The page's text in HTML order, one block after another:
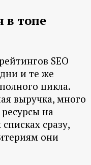
в топе
SEO
и те же
цикла.
выручка, много
на
сразу,
они